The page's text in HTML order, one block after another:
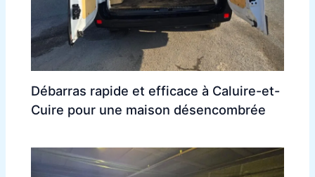
Débarras rapide et efficace à Caluire-et-
Cuire pour une maison désencombrée